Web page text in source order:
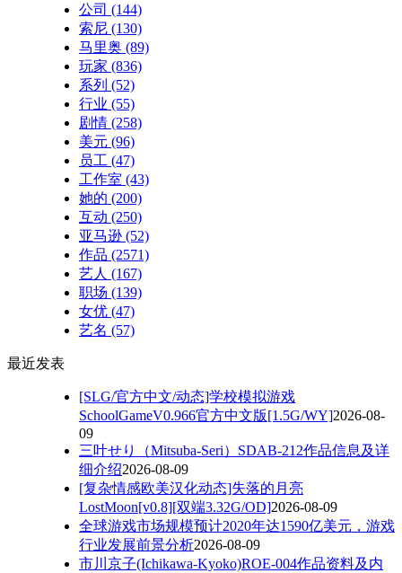
公司 (144)
索尼 (130)
马里奥 (89)
玩家 (836)
系列 (52)
行业 (55)
剧情 (258)
美元 (96)
员工 (47)
工作室 (43)
她的 (200)
互动 (250)
亚马逊 (52)
作品 (2571)
艺人 (167)
职场 (139)
女优 (47)
艺名 (57)
最近发表
[SLG/官方中文/动态]学校模拟游戏
SchoolGameV0.966官方中文版[1.5G/WY]2026-08-
09
三叶せり（Mitsuba-Seri）SDAB-212作品信息及详
细介绍2026-08-09
[复杂情感欧美汉化动态]失落的月亮
LostMoon[v0.8][双端3.32G/OD]2026-08-09
全球游戏市场规模预计2020年达1590亿美元，游戏
行业发展前景分析2026-08-09
市川京子(Ichikawa-Kyoko)ROE-004作品资料及内